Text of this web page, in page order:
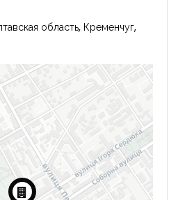
область, Кременчуг,